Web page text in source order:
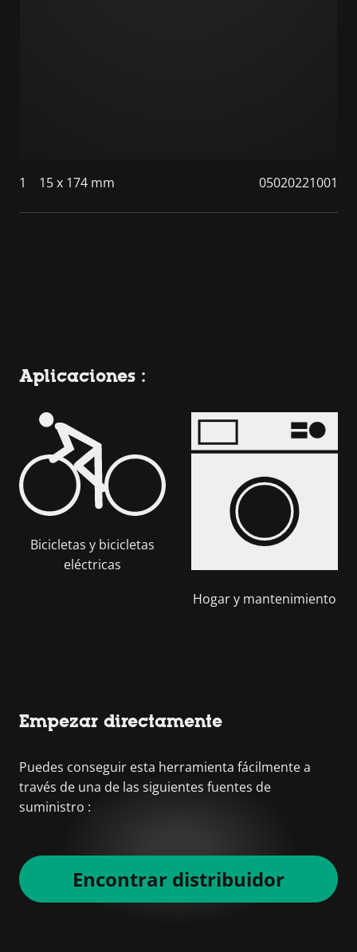
1 15 x 174 mm 05020221001
Aplicaciones :
Bicicletas y bicicletas
eléctricas
Hogar y mantenimiento
Empezar directamente
Puedes conseguir esta herramienta fácilmente a
través de una de las siguientes fuentes de
suministro :
Encontrar distribuidor